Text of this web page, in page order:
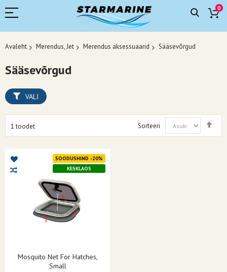
0
Avaleht Merendus, Jet Merendus aksessuaarid Sääsevõrgud
Sääsevõrgud
1toodet Sorteeri
SOODUSHIND -20%
KESKLAOS
Mosquito Net For Hatches,
Small
VALI